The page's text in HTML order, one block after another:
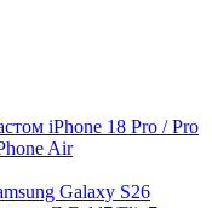
iPhone 18 Pro / Pro
Air
Galaxy S26